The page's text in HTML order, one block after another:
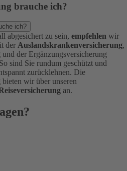
brauche ich?
ich?
abgesichert zu sein, empfehlen wir
der Auslandskrankenversicherung,
und der Ergänzungsversicherung
sind Sie rundum geschützt und
zurücklehnen. Die
bieten wir über unseren
an.